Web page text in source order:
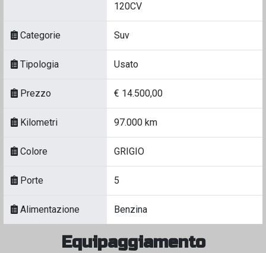
120CV
Categorie Suv
Tipologia Usato
Prezzo € 14.500,00
Kilometri 97.000 km
Colore GRIGIO
Porte 5
Alimentazione Benzina
Equipaggiamento